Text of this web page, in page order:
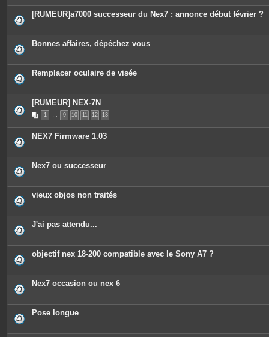
è
c
j
o
t
e
s
[RUMEUR]a7000 successeur du Nex7 : annonce début février ?
Bonnes affaires, dépéchez vous
Remplacer oculaire de visée
[RUMEUR] NEX-7N
1 … 9 10 11 12 13
NEX7 Firmware 1.03
Nex7 ou successeur
vieux objos non traités
J'ai pas attendu...
objectif nex 18-200 compatible avec le Sony A7 ?
Nex7 occasion ou nex 6
Pose longue